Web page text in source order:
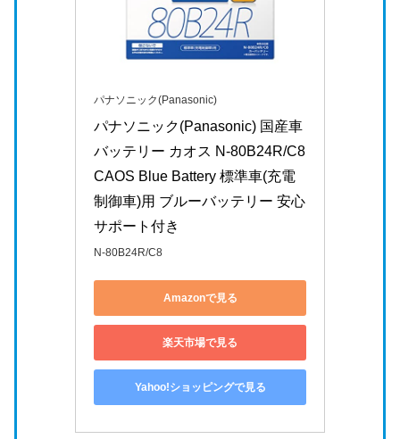
パナソニック(Panasonic)
パナソニック(Panasonic) 国産車
バッテリー カオス N-80B24R/C8
CAOS Blue Battery 標準車(充電
制御車)用 ブルーバッテリー 安心
サポート付き
N-80B24R/C8
Amazonで見る
楽天市場で見る
Yahoo!ショッピングで見る